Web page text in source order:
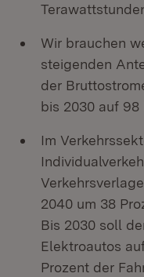
Wir brauchen
steigenden
der
bis 2030 auf 98
Im
2040 um 38
Bis 2030 soll
Elektroautos
Prozent der